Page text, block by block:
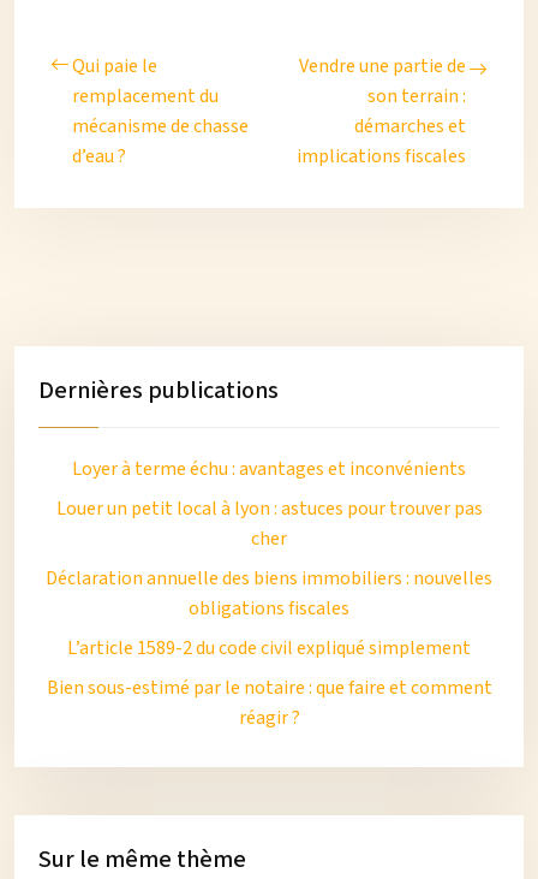
Qui paie le
remplacement du
mécanisme de chasse
d’eau ?
Vendre une partie de
son terrain :
démarches et
implications fiscales
Dernières publications
Loyer à terme échu : avantages et inconvénients
Louer un petit local à lyon : astuces pour trouver pas
cher
Déclaration annuelle des biens immobiliers : nouvelles
obligations fiscales
L’article 1589-2 du code civil expliqué simplement
Bien sous-estimé par le notaire : que faire et comment
réagir ?
Sur le même thème